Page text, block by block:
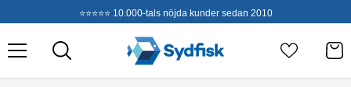
⭐⭐⭐⭐⭐ 10.000-tals nöjda kunder sedan 2010